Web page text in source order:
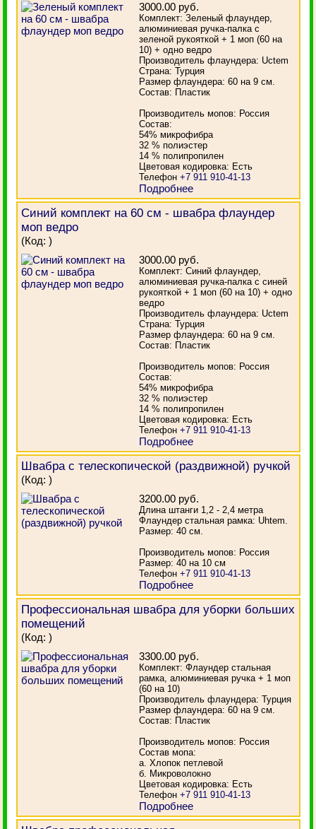
3000.00 руб.
Комплект: Зеленый флаундер,
алюминиевая ручка-палка с
зеленой рукояткой + 1 моп (60 на
10) + одно ведро
Производитель флаундера: Uctem
Страна: Турция
Размер флаундера: 60 на 9 см.
Состав: Пластик
Производитель мопов: Россия
Состав:
54% микрофибра
32 % полиэстер
14 % полипропилен
Цветовая кодировка: Есть
Телефон+7 911 910-41-13
Подробнее
Синий комплект на 60 см - швабра флаундер
моп ведро
(Код:)
3000.00 руб.
Комплект: Синий флаундер,
алюминиевая ручка-палка с синей
рукояткой + 1 моп (60 на 10) + одно
ведро
Производитель флаундера: Uctem
Страна: Турция
Размер флаундера: 60 на 9 см.
Состав: Пластик
Производитель мопов: Россия
Состав:
54% микрофибра
32 % полиэстер
14 % полипропилен
Цветовая кодировка: Есть
Телефон+7 911 910-41-13
Подробнее
Швабра с телескопической (раздвижной) ручкой
(Код:)
3200.00 руб.
Длина штанги 1,2 - 2,4 метра
Флаундер стальная рамка: Uhtem.
Размер: 40 см.
Производитель мопов: Россия
Размер: 40 на 10 см
Телефон+7 911 910-41-13
Подробнее
Профессиональная швабра для уборки больших
помещений
(Код:)
3300.00 руб.
Комплект: Флаундер стальная
рамка, алюминиевая ручка + 1 моп
(60 на 10)
Производитель флаундера: Турция
Размер флаундера: 60 на 9 см.
Состав: Пластик
Производитель мопов: Россия
Состав мопа:
а. Хлопок петлевой
б. Микроволокно
Цветовая кодировка: Есть
Телефон+7 911 910-41-13
Подробнее